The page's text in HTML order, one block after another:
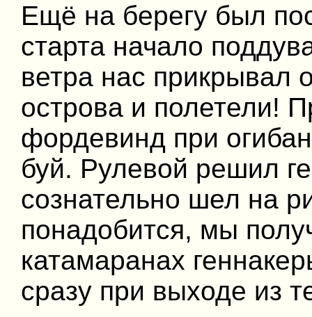
Ещё на берегу был
старта начало
ветра нас прикрывал
острова и полетели!
фордевинд при
буй. Рулевой решил
сознательно шел на
понадобится, мы
катамаранах
сразу при выходе из